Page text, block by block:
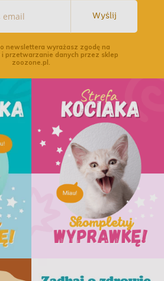
Wyślij
newslettera wyrażasz zgodę na
przetwarzanie danych przez sklep
zoozone.pl.